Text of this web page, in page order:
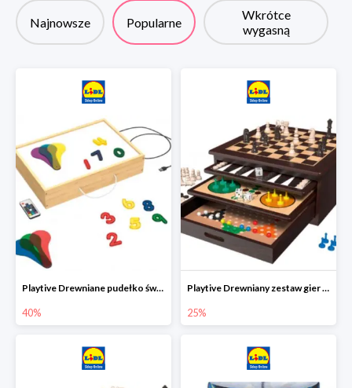
Najnowsze Popularne
Wkrótce
wygasną
Playtive Drewniane pudełko świetlne MONTESSORI
40%
Playtive Drewniany zestaw gier 10 w 1
25%